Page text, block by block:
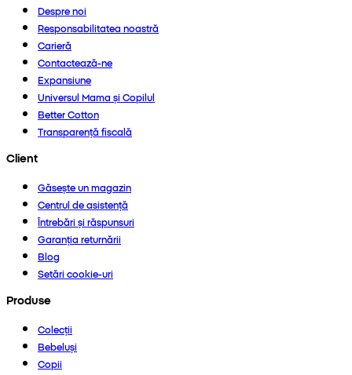
Despre noi
Responsabilitatea noastră
Carieră
Contactează-ne
Expansiune
Universul Mama și Copilul
Better Cotton
Transparență fiscală
Client
Găsește un magazin
Centrul de asistență
Întrebări și răspunsuri
Garanția returnării
Blog
Setări cookie-uri
Produse
Colecții
Bebeluși
Copii